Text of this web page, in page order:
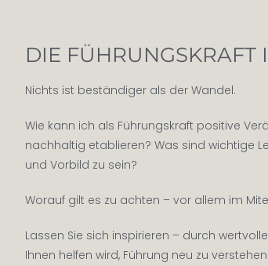
DIE FÜHRUNGSKRAFT
Nichts ist beständiger als der Wandel.
Wie kann ich als Führungskraft positive
nachhaltig etablieren? Was sind wichtige
und Vorbild zu sein?
Worauf gilt es zu achten – vor allem im
Lassen Sie sich inspirieren – durch
Ihnen helfen wird, Führung neu zu